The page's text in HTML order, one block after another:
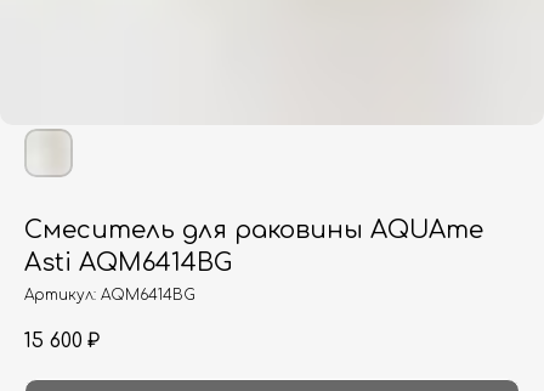
Смеситель для раковины AQUAme
Asti AQM6414BG
Артикул: AQM6414BG
15 600 ₽